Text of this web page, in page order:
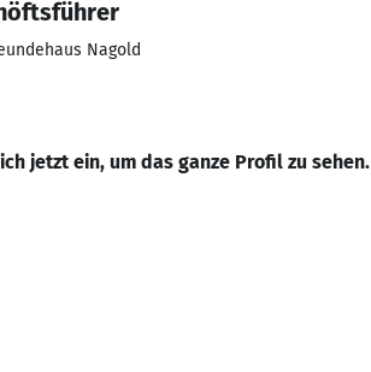
Nagold
jetzt ein, um das ganze Profil zu sehen.